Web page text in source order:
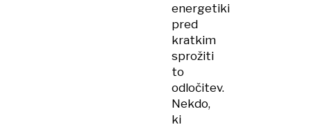
energetiki
pred
kratkim
sprožiti
to
odločitev.
Nekdo,
ki